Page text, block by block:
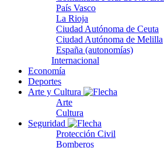
País Vasco
La Rioja
Ciudad Autónoma de Ceuta
Ciudad Autónoma de Melilla
España (autonomías)
Internacional
Economía
Deportes
Arte y Cultura
Arte
Cultura
Seguridad
Protección Civil
Bomberos